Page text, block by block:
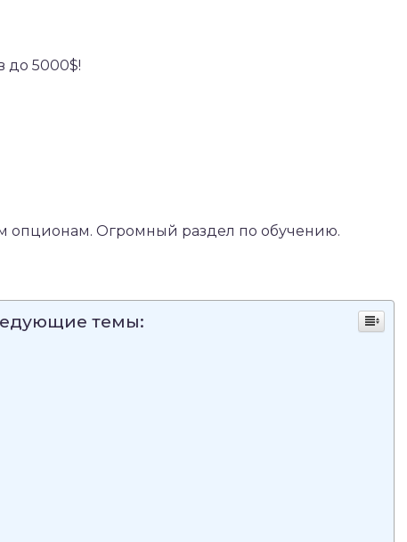
до 5000$!
Огромный раздел по обучению.
темы: